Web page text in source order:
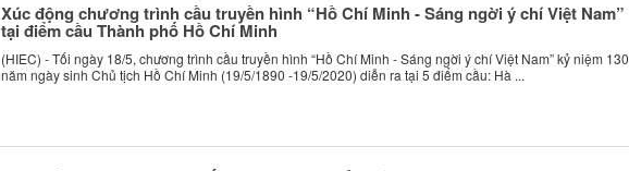
Xúc động chương trình cầu truyền hình “Hồ Chí Minh - Sáng ngời ý chí Việt Nam”
tại điểm cầu Thành phố Hồ Chí Minh
(HIEC) - Tối ngày 18/5, chương trình cầu truyền hình “Hồ Chí Minh - Sáng ngời ý chí Việt Nam” kỷ niệm 130
năm ngày sinh Chủ tịch Hồ Chí Minh (19/5/1890 -19/5/2020) diễn ra tại 5 điểm cầu: Hà ...